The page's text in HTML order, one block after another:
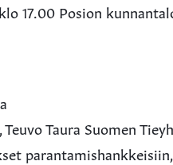
17.00 Posion
Taura Suomen